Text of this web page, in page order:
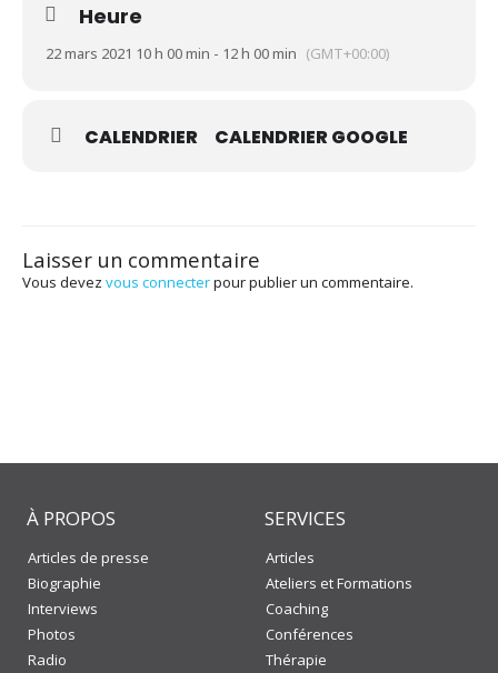
Heure
22 mars 2021 10 h 00 min - 12 h 00 min (GMT+00:00)
CALENDRIER CALENDRIER GOOGLE
Laisser un commentaire
Vous devez vous connecterpour publier un commentaire.
À PROPOS
Articles de presse
Biographie
Interviews
Photos
Radio
SERVICES
Articles
Ateliers et Formations
Coaching
Conférences
Thérapie